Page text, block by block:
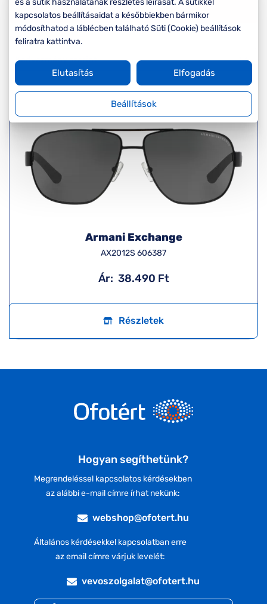
minden
szemüvegekre
ajánlat
Szűrők
Rendezés
Armani Exchange
AX2012S 606387
Ár: 38.490 Ft
Részletek
Hogyan segíthetünk?
Megrendeléssel kapcsolatos kérdésekben
az alábbi e-mail címre írhat nekünk:
webshop@ofotert.hu
Általános kérdésekkel kapcsolatban erre
az email címre várjuk levelét:
vevoszolgalat@ofotert.hu
és a sütik használatának részletes leírását. A sütikkel
kapcsolatos beállításaidat a későbbiekben bármikor
módosíthatod a láblécben található Süti (Cookie) beállítások
feliratra kattintva.
Beállítások
Elutasítás Elfogadás